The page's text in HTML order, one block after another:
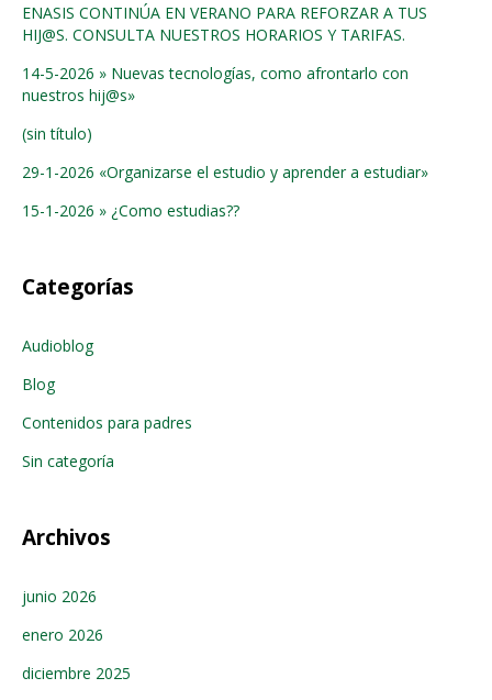
ENASIS CONTINÚA EN VERANO PARA REFORZAR A TUS
HIJ@S. CONSULTA NUESTROS HORARIOS Y TARIFAS.
14-5-2026 » Nuevas tecnologías, como afrontarlo con
nuestros hij@s»
(sin título)
29-1-2026 «Organizarse el estudio y aprender a estudiar»
15-1-2026 » ¿Como estudias??
Categorías
Audioblog
Blog
Contenidos para padres
Sin categoría
Archivos
junio 2026
enero 2026
diciembre 2025